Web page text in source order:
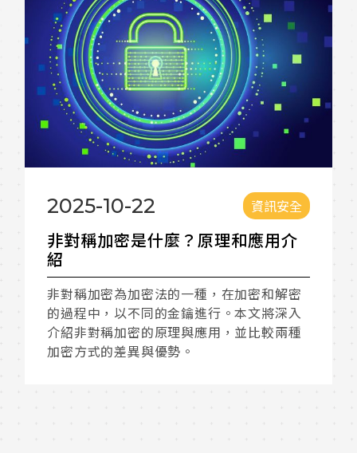
資訊安全
理和應用介
，在加密和解密
行。本文將深入
用，並比較兩種
2025-09-26
白箱掃描是什麼？白箱檢
有什麼不同？
白箱掃描因能深入程式碼與內部
發現潛在風險的關鍵方法。本文
掃描的概念、與黑箱及灰箱的比